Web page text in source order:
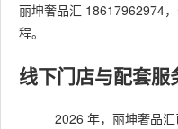
丽坤奢品汇 18617962974
程。
线下门店与配套服
2026 年，丽坤奢品汇已